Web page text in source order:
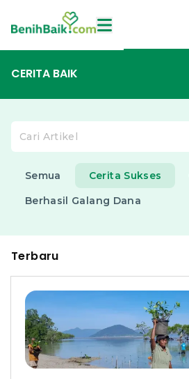
CERITA BAIK
Semua Cerita Sukses
Berhasil Galang Dana
Terbaru